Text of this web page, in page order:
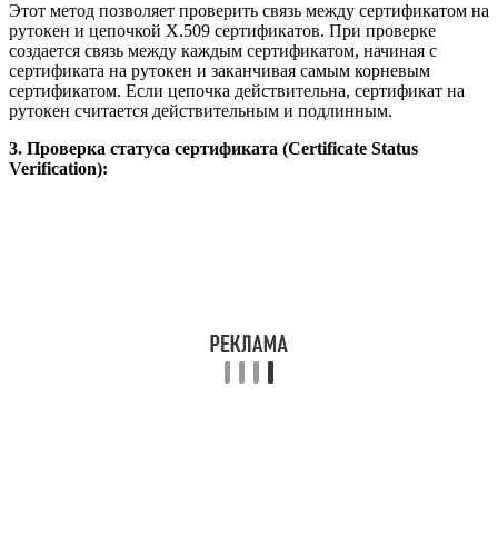
Этот метод позволяет проверить связь между сертификатом на
рутокен и цепочкой X.509 сертификатов. При проверке
создается связь между каждым сертификатом, начиная с
сертификата на рутокен и заканчивая самым корневым
сертификатом. Если цепочка действительна, сертификат на
рутокен считается действительным и подлинным.
3. Проверка статуса сертификата (Certificate Status
Verification):